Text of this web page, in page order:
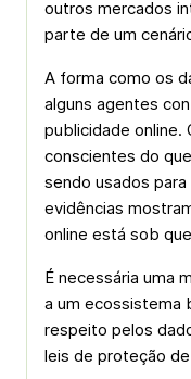
outros mercados
parte de um
A forma como os
alguns agentes
publicidade on­line.
conscientes do
sendo usados
evidências
on­line está sob
É necessária uma
a um ecossistema
respeito pelos
leis de proteção